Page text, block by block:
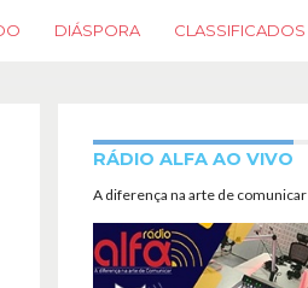
DIÁSPORA CLASSIFICADOS
RÁDIO ALFA AO VIVO
A diferença na arte de comunicar